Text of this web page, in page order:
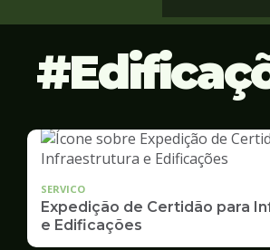
SERVICO
Expedição de Certidão para
e Edificações